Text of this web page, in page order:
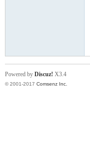
Powered by Discuz! X3.4
© 2001-2017 Comsenz Inc.